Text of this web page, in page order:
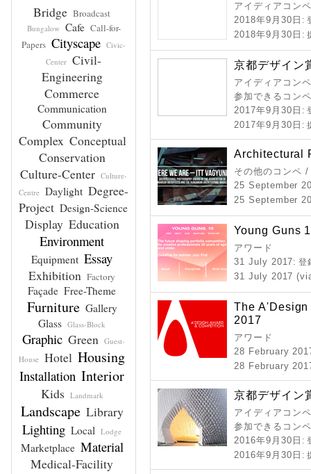
Bridge Broadcast
Bungalow Cafe Call-for-
Papers Cityscape Civic-
Center Civil-
Engineering
Commerce
Communication
Community
Complex Conceptual
Conservation
Culture-Center Culture-
Centre Daylight Degree-
Project Design-Science
Display Education
Environment
Equipment Essay
Exhibition Factory
Façade Free-Theme
Furniture Gallery
Glass Glass-Block
Graphic Green Guest-
House Hotel Housing
Installation Interior
Kids Landmark
Landscape Library
Lighting Local Lodge
Marketplace Material
Medical-Facility
アイディアコン
2018年9月30日 :
2018年9月30日 :
京都デザイン
アイディアコン
参加できるコンペ
2017年9月30日 :
2017年9月30日 :
Architectural
その他のコンペ
25 September
25 September
Young Guns
アワード
31 July 2017: 登
31 July 2017
The
2017
アワード
28 February
28 February
京都デザイン
アイディアコン
参加できるコンペ
2016年9月30日 :
2016年9月30日 :